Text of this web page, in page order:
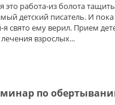
это работа-из болота
детский писатель. И
я свято ему верил. Прием
взрослых...
по